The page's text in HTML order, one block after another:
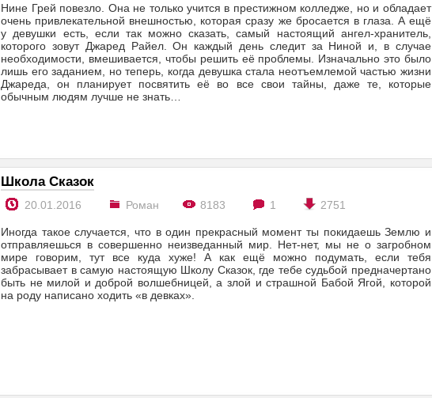
Нине Грей повезло. Она не только учится в престижном колледже, но и обладает
очень привлекательной внешностью, которая сразу же бросается в глаза. А ещё
у девушки есть, если так можно сказать, самый настоящий ангел-хранитель,
которого зовут Джаред Райел. Он каждый день следит за Ниной и, в случае
необходимости, вмешивается, чтобы решить её проблемы. Изначально это было
лишь его заданием, но теперь, когда девушка стала неотъемлемой частью жизни
Джареда, он планирует посвятить её во все свои тайны, даже те, которые
обычным людям лучше не знать…
Школа Сказок
20.01.2016 Роман 8183 1 2751
Иногда такое случается, что в один прекрасный момент ты покидаешь Землю и
отправляешься в совершенно неизведанный мир. Нет-нет, мы не о загробном
мире говорим, тут все куда хуже! А как ещё можно подумать, если тебя
забрасывает в самую настоящую Школу Сказок, где тебе судьбой предначертано
быть не милой и доброй волшебницей, а злой и страшной Бабой Ягой, которой
на роду написано ходить «в девках».